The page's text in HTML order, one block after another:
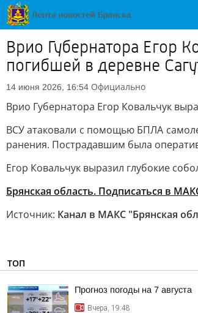
Врио Губернатора Егор
погибшей в деревне
14 июня 2026, 16:54 Официально
Врио Губернатора Егор Ковальчук
ВСУ атаковали с помощью БПЛА
ранения. Пострадавшим была
Егор Ковальчук выразил глубокие
Брянская область. Подписаться в
Источник: Канал в МАКС "Брянская
ТОП
Прогноз погоды на 7 августа
Вчера, 19:48